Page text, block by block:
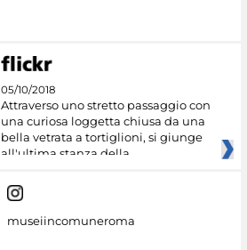
05/10/2018
Attraverso uno stretto passaggio con
una curiosa loggetta chiusa da una
bella vetrata a tortiglioni, si giunge
all'ultima stanza della
museiincomuneroma